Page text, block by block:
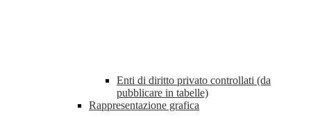
Enti di diritto privato controllati (da
pubblicare in tabelle)
Rappresentazione grafica